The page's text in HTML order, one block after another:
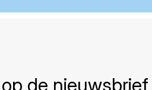
de nieuwsbrief